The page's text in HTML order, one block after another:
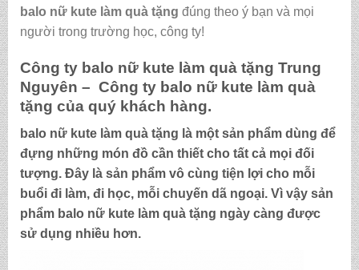
balo nữ kute làm quà tặng đúng theo ý bạn và mọi
người trong trường học, công ty!
Công ty balo nữ kute làm quà tặng Trung
Nguyên – Công ty balo nữ kute làm quà
tặng của quý khách hàng.
balo nữ kute làm quà tặng là một sản phẩm dùng để
đựng những món đồ cần thiết cho tất cả mọi đối
tượng. Đây là sản phẩm vô cùng tiện lợi cho mỗi
buổi đi làm, đi học, mỗi chuyến dã ngoại. Vì vậy sản
phẩm balo nữ kute làm quà tặng ngày càng được
sử dụng nhiều hơn.